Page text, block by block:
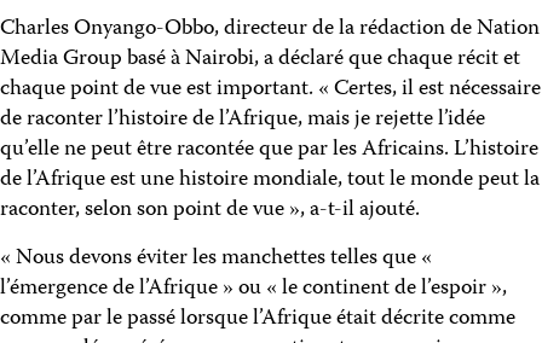
Charles Onyango-Obbo, directeur de la rédaction de Nation
Media Group basé à Nairobi, a déclaré que chaque récit et
chaque point de vue est important. « Certes, il est nécessaire
de raconter l’histoire de l’Afrique, mais je rejette l’idée
qu’elle ne peut être racontée que par les Africains. L’histoire
de l’Afrique est une histoire mondiale, tout le monde peut la
raconter, selon son point de vue », a-t-il ajouté.
« Nous devons éviter les manchettes telles que «
l’émergence de l’Afrique » ou « le continent de l’espoir »,
comme par le passé lorsque l’Afrique était décrite comme